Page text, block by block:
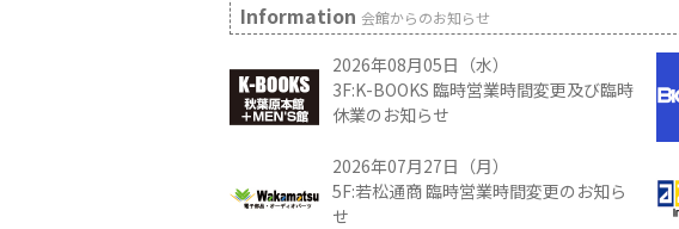
Information 会館からのお知らせ
2026年08月05日（水）
3F:K-BOOKS 臨時営業時間変更及び臨時
休業のお知らせ
2026年07月27日（月）
5F:若松通商 臨時営業時間変更のお知ら
せ